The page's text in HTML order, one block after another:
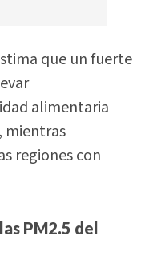
que un fuerte
alimentaria
mientras
regiones con
PM2.5 del